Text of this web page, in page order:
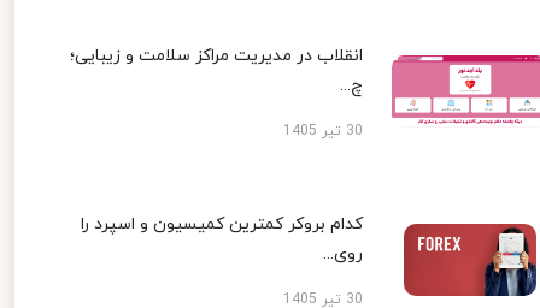
انقلاب در مدیریت مراکز سلامت و زیبایی؛
چ...
30 تیر 1405
کدام بروکر کمترین کمیسیون و اسپرد را
روی...
30 تیر 1405